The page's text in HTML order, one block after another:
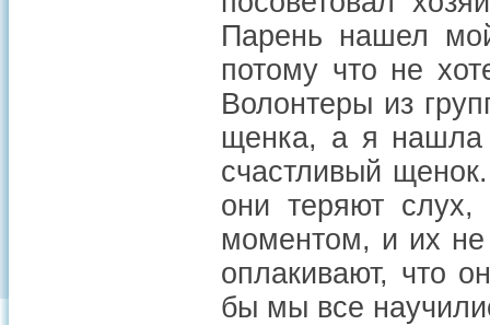
Парень нашел
потому что не
Волонтеры из
щенка, а я нашла
счастливый
они теряют слух,
моментом, и их не
оплакивают, что
бы мы все